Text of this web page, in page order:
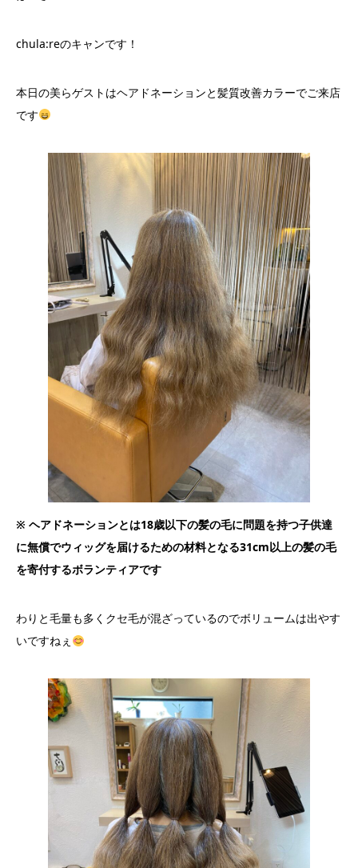
chula:reのキャンです！
本日の美らゲストはヘアドネーションと髪質改善カラーでご来店
です
※ ヘアドネーションとは18歳以下の髪の毛に問題を持つ子供達
に無償でウィッグを届けるための材料となる31cm以上の髪の毛
を寄付するボランティアです
わりと毛量も多くクセ毛が混ざっているのでボリュームは出やす
いですねぇ